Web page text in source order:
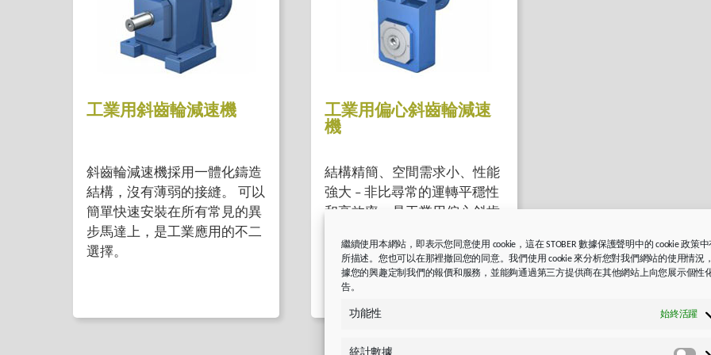
繼續使用本網站，即表示您同意使用 cookie，這在 STOBER 數據保護聲明中的 cookie 政策中
所描述。您也可以在那裡撤回您的同意。我們使用 cookie 來分析您對我們網站的使用情況
據您的興趣定制我們的報價和服務，並能夠通過第三方提供商在其他網站上向您展示個性
告。
功能性 始終活躍
工業用斜齒輪減速機
斜齒輪減速機採用一體化鑄造
結構，沒有薄弱的接縫。 可以
簡單快速安裝在所有常見的異
步馬達上，是工業應用的不二
選擇。
工業用偏心斜齒輪減速
機
結構精簡、空間需求小、性能
強大 – 非比尋常的運轉平穩性
和高效率，是工業用偏心斜齒